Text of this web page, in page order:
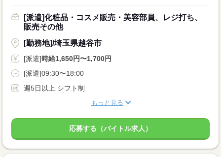
[派遣]化粧品・コスメ販売・美容部員、レジ打ち、
販売その他
[勤務地]/埼玉県越谷市
[派遣]時給1,650円〜1,700円
[派遣]09:30〜18:00
週5日以上 シフト制
もっと見る
応募する（バイトル求人）